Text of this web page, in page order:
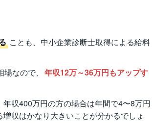
ことも、中小企業診断士取得による給料
なので、 年収12万～36万円もアップす
収400万円の方の場合は年間で4〜8万円
収はかなり大きいことが分かるでしょ